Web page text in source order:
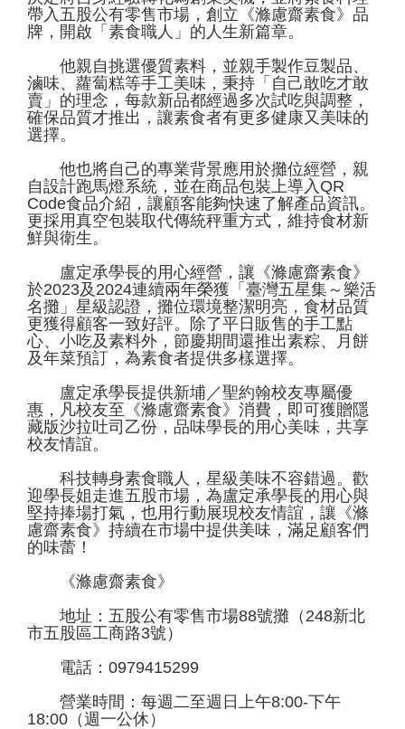
帶入五股公有零售市場，創立《滌慮齋素食》品
牌，開啟「素食職人」的人生新篇章。
他親自挑選優質素料，並親手製作豆製品、
滷味、蘿蔔糕等手工美味，秉持「自己敢吃才敢
賣」的理念，每款新品都經過多次試吃與調整，
確保品質才推出，讓素食者有更多健康又美味的
選擇。
他也將自己的專業背景應用於攤位經營，親
自設計跑馬燈系統，並在商品包裝上導入QR
Code食品介紹，讓顧客能夠快速了解產品資訊。
更採用真空包裝取代傳統秤重方式，維持食材新
鮮與衛生。
盧定承學長的用心經營，讓《滌慮齋素食》
於2023及2024連續兩年榮獲「臺灣五星集～樂活
名攤」星級認證，攤位環境整潔明亮，食材品質
更獲得顧客一致好評。除了平日販售的手工點
心、小吃及素料外，節慶期間還推出素粽、月餅
及年菜預訂，為素食者提供多樣選擇。
盧定承學長提供新埔／聖約翰校友專屬優
惠，凡校友至《滌慮齋素食》消費，即可獲贈隱
藏版沙拉吐司乙份，品味學長的用心美味，共享
校友情誼。
科技轉身素食職人，星級美味不容錯過。歡
迎學長姐走進五股市場，為盧定承學長的用心與
堅持捧場打氣，也用行動展現校友情誼，讓《滌
慮齋素食》持續在市場中提供美味，滿足顧客們
的味蕾！
《滌慮齋素食》
地址：五股公有零售市場88號攤（248新北
市五股區工商路3號）
電話：0979415299
營業時間：每週二至週日上午8:00-下午
18:00（週一公休）